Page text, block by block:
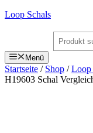
Zum
Loop Schals
Suchen
Menü
Startseite / Shop /Loop
H19603 Schal